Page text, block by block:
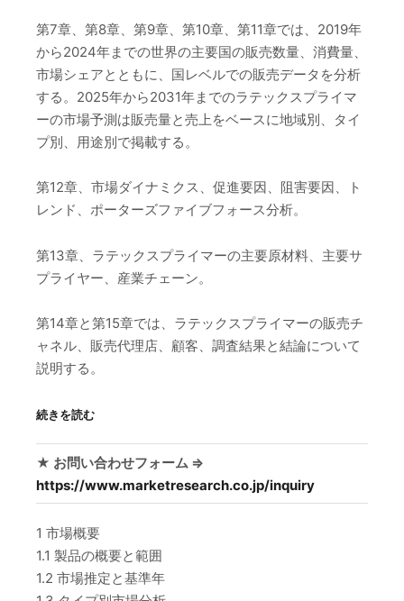
第7章、第8章、第9章、第10章、第11章では、2019年
から2024年までの世界の主要国の販売数量、消費量、
市場シェアとともに、国レベルでの販売データを分析
する。2025年から2031年までのラテックスプライマ
ーの市場予測は販売量と売上をベースに地域別、タイ
プ別、用途別で掲載する。
第12章、市場ダイナミクス、促進要因、阻害要因、ト
レンド、ポーターズファイブフォース分析。
第13章、ラテックスプライマーの主要原材料、主要サ
プライヤー、産業チェーン。
第14章と第15章では、ラテックスプライマーの販売チ
ャネル、販売代理店、顧客、調査結果と結論について
説明する。
続きを読む
★ お問い合わせフォーム ⇒
https://www.marketresearch.co.jp/inquiry
1 市場概要
1.1 製品の概要と範囲
1.2 市場推定と基準年